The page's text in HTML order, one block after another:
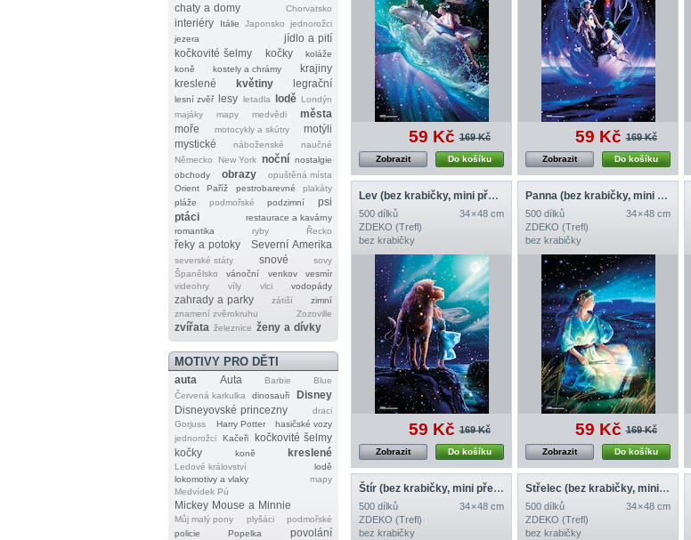
chaty a domy Chorvatsko
interiéry Itálie Japonsko
jednorožci
jezera
jídlo a pití
kočkovité šelmy
kočky
koláže
koně
kostely a chrámy
krajiny
kreslené
květiny legrační
lesní zvěř lesy letadla lodě Londýn
majáky
mapy medvědi
města
moře
motocykly a skútry
motýli
mystické
náboženské
naučné
Německo
New York noční nostalgie
obchody
obrazy
opuštěná místa
Orient
Paříž pestrobarevné
plakáty
pláže
podmořské podzimní
psi
ptáci
restaurace a kavárny
romantika
ryby Řecko
řeky a potoky Severní Amerika
severské státy snové
sovy
Španělsko
vánoční venkov
vesmír
videohry
víly vlci vodopády
zahrady a parky zátiší
zimní
znamení zvěrokruhu
Zozoville
zvířata železnice ženy a dívky
MOTIVY PRO DĚTI
auta Auta Barbie
Blue
Červená karkulka
dinosauři
Disney
Disneyovské princezny
draci
Gorjuss
Harry Potter
hasičské vozy
jednorožci
Kačeři
kočkovité šelmy
kočky
koně kreslené
Ledové království
lodě
lokomotivy a vlaky
mapy
Medvídek Pú
Mickey Mouse a Minnie
Můj malý pony plyšáci
podmořské
policie
Popelka povolání
59 Kč 169 Kč
Do košíku
Zobrazit
59 Kč 169 Kč
Do košíku
Zobrazit
Lev (bez krabičky, mini předloha)
500 dílků
34 × 48 cm
ZDEKO (Trefl)
bez krabičky
59 Kč 169 Kč
Do košíku
Zobrazit
Panna (bez krabičky, mini předloha)
500 dílků
34 × 48 cm
ZDEKO (Trefl)
bez krabičky
59 Kč 169 Kč
Do košíku
Zobrazit
Štír (bez krabičky, mini předloha)
500 dílků
34 × 48 cm
ZDEKO (Trefl)
bez krabičky
Střelec (bez krabičky, mini předloha)
500 dílků
34 × 48 cm
ZDEKO (Trefl)
bez krabičky